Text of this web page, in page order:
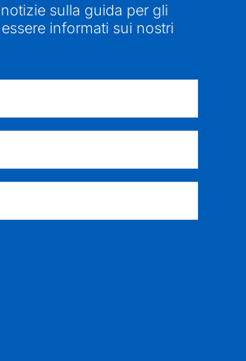
sulla guida per gli
informati sui nostri